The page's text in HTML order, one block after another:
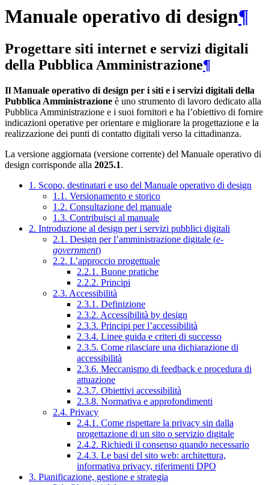
Manuale operativo di design¶
Progettare siti internet e servizi digitali
della Pubblica Amministrazione¶
Il Manuale operativo di design per i siti e i servizi digitali della
Pubblica Amministrazione è uno strumento di lavoro dedicato alla
Pubblica Amministrazione e i suoi fornitori e ha l’obiettivo di fornire
indicazioni operative per orientare e migliorare la progettazione e la
realizzazione dei punti di contatto digitali verso la cittadinanza.
La versione aggiornata (versione corrente) del Manuale operativo di
design corrisponde alla 2025.1.
1. Scopo, destinatari e uso del Manuale operativo di design
1.1. Versionamento e storico
1.2. Consultazione del manuale
1.3. Contribuisci al manuale
2. Introduzione al design per i servizi pubblici digitali
2.1. Design per l’amministrazione digitale (e-
government)
2.2. L’approccio progettuale
2.2.1. Buone pratiche
2.2.2. Principi
2.3. Accessibilità
2.3.1. Definizione
2.3.2. Accessibilità by design
2.3.3. Principi per l’accessibilità
2.3.4. Linee guida e criteri di successo
2.3.5. Come rilasciare una dichiarazione di
accessibilità
2.3.6. Meccanismo di feedback e procedura di
attuazione
2.3.7. Obiettivi accessibilità
2.3.8. Normativa e approfondimenti
2.4. Privacy
2.4.1. Come rispettare la privacy sin dalla
progettazione di un sito o servizio digitale
2.4.2. Richiedi il consenso quando necessario
2.4.3. Le basi del sito web: architettura,
informativa privacy, riferimenti DPO
3. Pianificazione, gestione e strategia